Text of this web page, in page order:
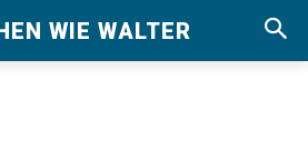
WIE WALTER